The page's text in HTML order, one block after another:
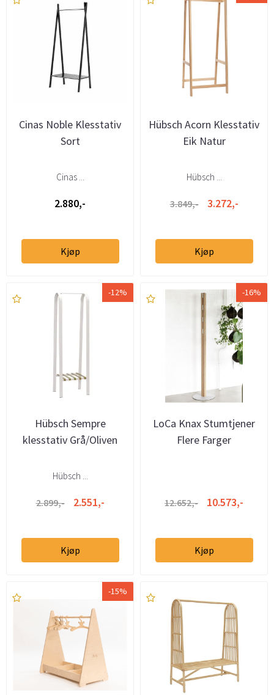
Cinas Noble Klesstativ
Sort
Cinas ...
2.880,-
Kjøp
Hübsch Acorn Klesstativ
Eik Natur
Hübsch ...
3.849,- 3.272,-
Kjøp
-12%
Hübsch Sempre
klesstativ Grå/Oliven
Hübsch ...
2.899,- 2.551,-
Kjøp
-16%
LoCa Knax Stumtjener
Flere Farger
12.652,- 10.573,-
Kjøp
-15%